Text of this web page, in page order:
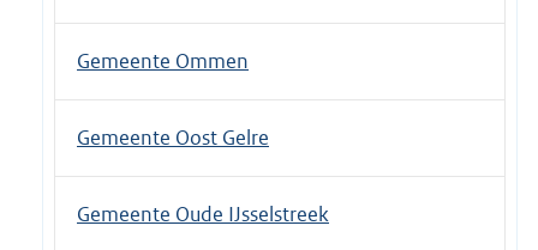
Gemeente Ommen
Gemeente Oost Gelre
Gemeente Oude IJsselstreek